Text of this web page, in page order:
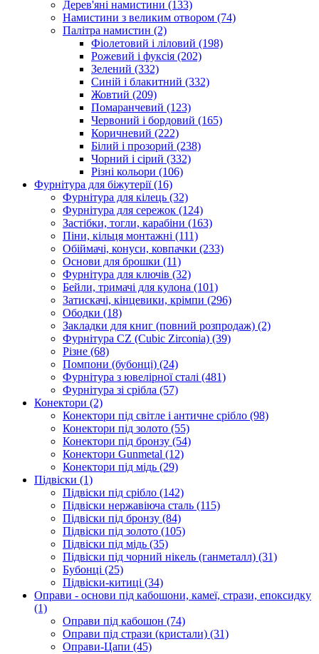
Дерев'яні намистини (133)
Намистини з великим отвором (74)
Палітра намистин (2)
Фіолетовий і ліловий (198)
Рожевий і фуксія (202)
Зелений (332)
Синій і блакитний (332)
Жовтий (209)
Помаранчевий (123)
Червоний і бордовий (165)
Коричневий (222)
Білий і прозорий (238)
Чорний і сірий (332)
Різні кольори (106)
Фурнітура для біжутерії(16)
Фурнітура для кілець (32)
Фурнітура для сережок (124)
Застібки, тогли, карабіни (163)
Піни, кільця монтажні (111)
Обіймачі, конуси, ковпачки (233)
Основи для брошки (11)
Фурнітура для ключів (32)
Бейли, тримачі для кулона (101)
Затискачі, кінцевики, крімпи (296)
Ободки (18)
Закладки для книг (повний розпродаж) (2)
Фурнітура CZ (Cubic Zirconia) (39)
Різне (68)
Помпони (бубонці) (24)
Фурнітура з ювелірної сталі (481)
Фурнітура зі срібла (57)
Конектори (2)
Конектори під світле і античне срібло (98)
Конектори під золото (55)
Конектори під бронзу (54)
Конектори Gunmetal (12)
Конектори під мідь (29)
Підвіски (1)
Підвіски під срібло (142)
Підвіски нержавіюча сталь (115)
Підвіски під бронзу (84)
Підвіски під золото (105)
Підвіски під мідь (35)
Підвіски під чорний нікель (ганметалл) (31)
Бубонці (25)
Підвіски-китиці (34)
Оправи - основи під кабошони, камеї, стрази, епоксидку
(1)
Оправи під кабошон (74)
Оправи під стрази (кристали) (31)
Оправи-Цапи (45)